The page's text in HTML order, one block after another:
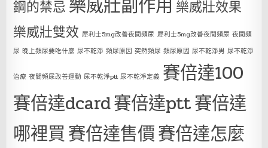
鋼的禁忌 樂威壯副作用 樂威壯效果
樂威壯雙效 犀利士5mg改善夜間頻尿 犀利士5mg改善夜間頻尿 夜間頻
尿 晚上頻尿要吃什麼 尿不乾淨 頻尿原因 突然頻尿 頻尿原因 尿不乾淨男 尿不乾淨
治療 夜間頻尿改善運動 尿不乾淨ptt 尿不乾淨定義 賽倍達100
賽倍達dcard賽倍達ptt賽倍達
哪裡買賽倍達售價賽倍達怎麼